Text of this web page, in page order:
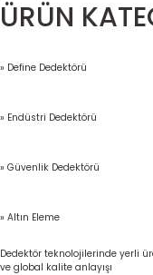
ÜRÜN
» Define Dedektörü
» Endüstri Dedektörü
» Güvenlik Dedektörü
» Altın Eleme
Dedektör teknolojilerinde yerli
ve global kalite anlayışı